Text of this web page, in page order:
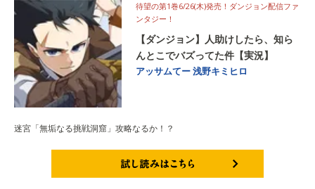
待望の第1巻6/26(木)発売！ダンジョン配信ファ
ンタジー！
【ダンジョン】人助けしたら、知ら
んとこでバズってた件【実況】
アッサムてー浅野キミヒロ
迷宮「無垢なる挑戦洞窟」攻略なるか！？